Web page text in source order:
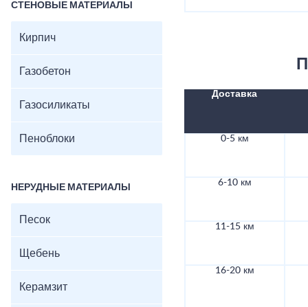
СТЕНОВЫЕ МАТЕРИАЛЫ
Кирпич
Газобетон
Газосиликаты
Пеноблоки
НЕРУДНЫЕ МАТЕРИАЛЫ
Песок
Щебень
Керамзит
Доставка
0-5 км
6-10 км
11-15 км
16-20 км